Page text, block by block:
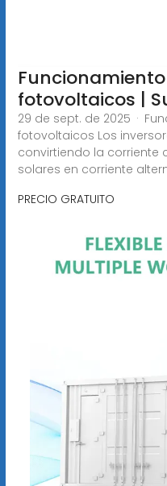
fotovoltaicos |
29 de sept. de 2025 ·
fotovoltaicos Los
convirtiendo la corriente
solares en corriente
PRECIO GRATUITO